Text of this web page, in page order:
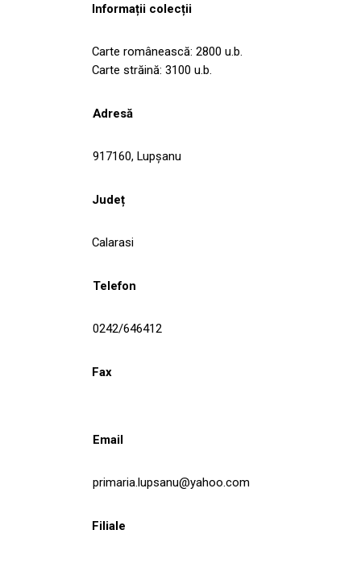
Informații colecții
Carte românească: 2800 u.b.
Carte străină: 3100 u.b.
Adresă
917160, Lupşanu
Județ
Calarasi
Telefon
0242/646412
Fax
Email
primaria.lupsanu@yahoo.com
Filiale